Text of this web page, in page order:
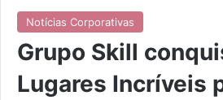
Notícias Corporativas
Grupo Skill
Lugares Incríveis